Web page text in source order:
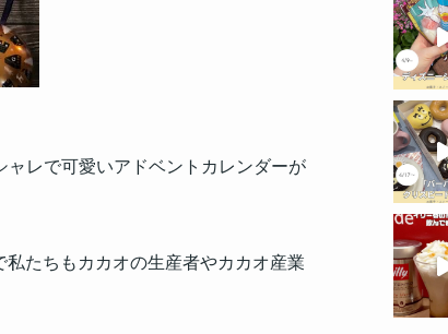
ャレで可愛いアドベントカレンダーが
私たちもカカオの生産者やカカオ産業